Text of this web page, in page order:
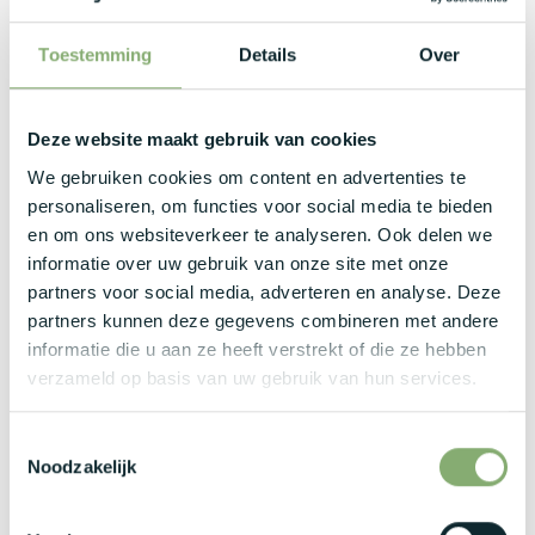
Toestemming Details Over
Deze website maakt gebruik van cookies
We gebruiken cookies om content en advertenties te
personaliseren, om functies voor social media te bieden
en om ons websiteverkeer te analyseren. Ook delen we
informatie over uw gebruik van onze site met onze
partners voor social media, adverteren en analyse. Deze
partners kunnen deze gegevens combineren met andere
informatie die u aan ze heeft verstrekt of die ze hebben
verzameld op basis van uw gebruik van hun services.
Noodzakelijk
Wat bieden wij jou?
€4.500 bruto per maand, afhankelijk van jouw kennis en
ervaring.
Een volledig uitgerust salarispakket met bedrijfswagen,
laadpas, onkostenvergoeding, groepsverzekering,
hospitalisatieverzekering en andere extralegale
voordelen.
Een uitgebreide opleiding en begeleiding door ervaren
collega's waardoor ook ambitieuze schoolverlaters alle
kansen krijgen om uit te groeien tot technische
specialisten.
Een moderne en innovatieve werkomgeving waar
technologie, kwaliteit en samenwerking centraal staan.